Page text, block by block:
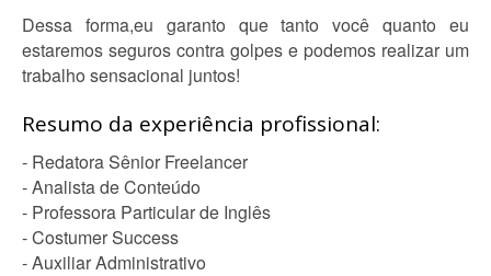
Dessa forma,eu garanto que tanto você quanto eu
estaremos seguros contra golpes e podemos realizar um
trabalho sensacional juntos!
Resumo da experiência profissional:
- Redatora Sênior Freelancer
- Analista de Conteúdo
- Professora Particular de Inglês
- Costumer Success
- Auxiliar Administrativo